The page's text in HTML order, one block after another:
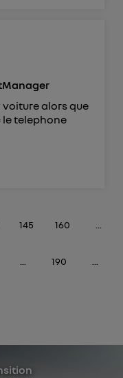
voiture alors que
telephone
145 160 ...
190